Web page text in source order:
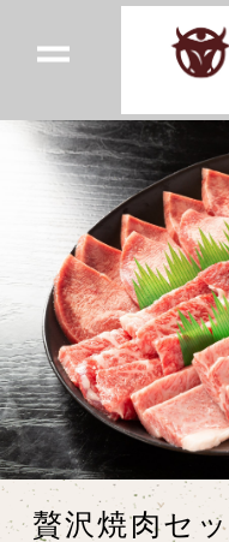
贅沢焼肉セ